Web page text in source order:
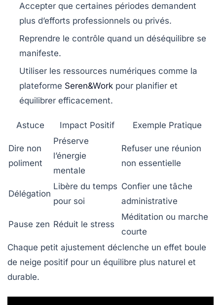
Accepter que certaines périodes demandent
plus d’efforts professionnels ou privés.
Reprendre le contrôle quand un déséquilibre se
manifeste.
Utiliser les ressources numériques comme la
plateforme Seren&Work pour planifier et
équilibrer efficacement.
Astuce Impact Positif Exemple Pratique
Dire non
poliment
Préserve
l’énergie
mentale
Refuser une réunion
non essentielle
Délégation
Libère du temps
pour soi
Confier une tâche
administrative
Pause zen Réduit le stress
Méditation ou marche
courte
Chaque petit ajustement déclenche un effet boule
de neige positif pour un équilibre plus naturel et
durable.